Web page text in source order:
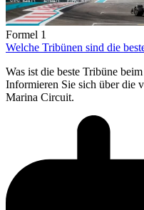
Formel 1
Welche Tribünen sind die
Was ist die beste Tribüne
Informieren Sie sich über die
Marina Circuit.